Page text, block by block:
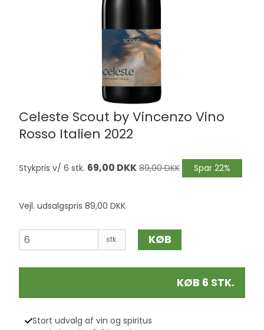
Celeste Scout by Vincenzo Vino
Rosso Italien 2022
Stykpris v/ 6 stk. 69,00 DKK 89,00 DKK Spar 22%
Vejl. udsalgspris 89,00 DKK
stk. KØB
KØB 6 STK.
Stort udvalg af vin og spiritus